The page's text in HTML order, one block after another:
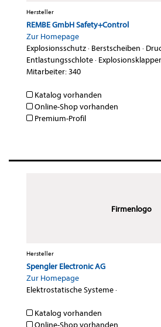
Hersteller
REMBE GmbH Safety+Control
Zur Homepage
Explosionsschutz· Berstscheiben ·
Entlastungsschlote·
Mitarbeiter: 340
Katalog vorhanden
Online-Shop vorhanden
Premium-Profil
Firmenlogo
Hersteller
Spengler Electronic AG
Zur Homepage
Elektrostatische Systeme·
Katalog vorhanden